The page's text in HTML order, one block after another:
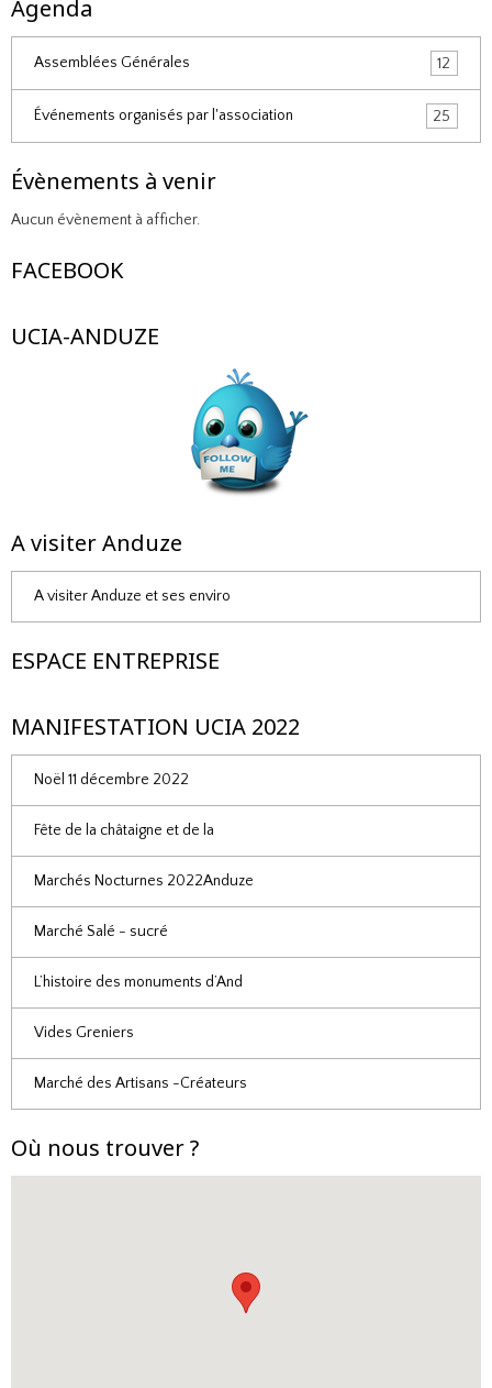
Agenda
Assemblées Générales 12
Événements organisés par l'association 25
Évènements à venir
Aucun évènement à afficher.
FACEBOOK
UCIA-ANDUZE
A visiter Anduze
A visiter Anduze et ses enviro
ESPACE ENTREPRISE
MANIFESTATION UCIA 2022
Noël 11 décembre 2022
Fête de la châtaigne et de la
Marchés Nocturnes 2022Anduze
Marché Salé - sucré
L’histoire des monuments d’And
Vides Greniers
Marché des Artisans -Créateurs
Où nous trouver ?